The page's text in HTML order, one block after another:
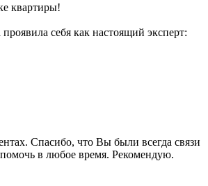
квартиры!
себя как настоящий эксперт:
Спасибо, что Вы были всегда связи
в любое время. Рекомендую.